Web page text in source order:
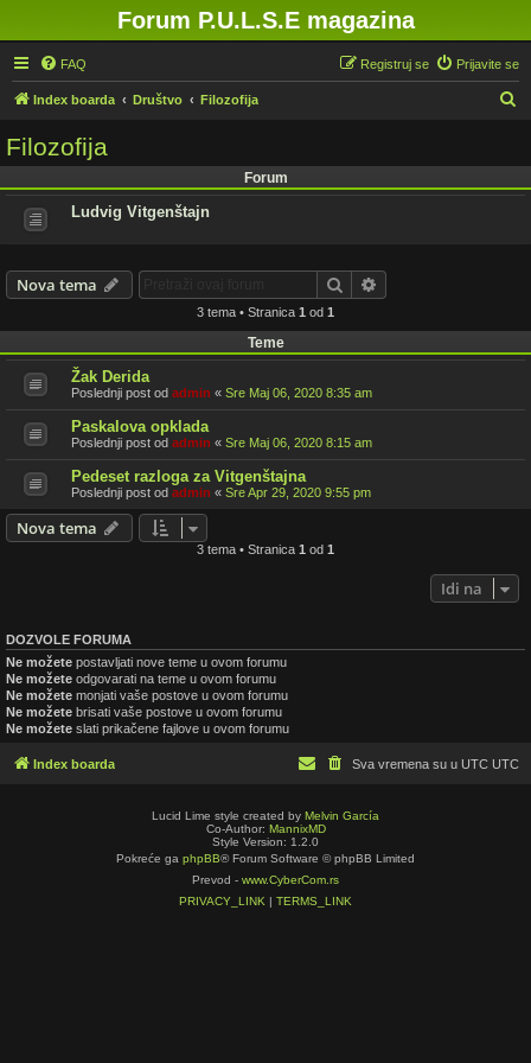
Forum P.U.L.S.E magazina
FAQ Prijavite se
Registruj se
Index boarda Društvo Filozofija
Filozofija
Forum
Ludvig Vitgenštajn
Nova tema Pretraga
3 tema • Stranica 1 od 1
Teme
Žak Derida
Poslednji post od admin « Sre Maj 06, 2020 8:35 am
Paskalova opklada
Poslednji post od admin « Sre Maj 06, 2020 8:15 am
Pedeset razloga za Vitgenštajna
Poslednji post od admin « Sre Apr 29, 2020 9:55 pm
Nova tema
3 tema • Stranica 1 od 1
Idi na
DOZVOLE FORUMA
Ne možete postavljati nove teme u ovom forumu
Ne možete odgovarati na teme u ovom forumu
Ne možete monjati vaše postove u ovom forumu
Ne možete brisati vaše postove u ovom forumu
Ne možete slati prikačene fajlove u ovom forumu
Index boarda Sva vremena su u UTC UTC
Lucid Lime style created by Melvin García
Co-Author: MannixMD
Style Version: 1.2.0
Pokreće ga phpBB® Forum Software © phpBB Limited
Prevod - www.CyberCom.rs
PRIVACY_LINK | TERMS_LINK